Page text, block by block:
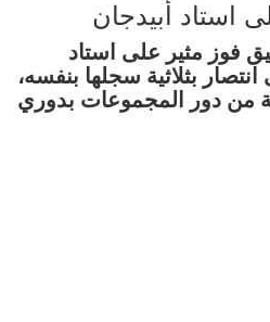
استاد أبيدجان
فوز مثير على استاد
بثلاثية سجلها بنفسه،
من دور المجموعات بدوري